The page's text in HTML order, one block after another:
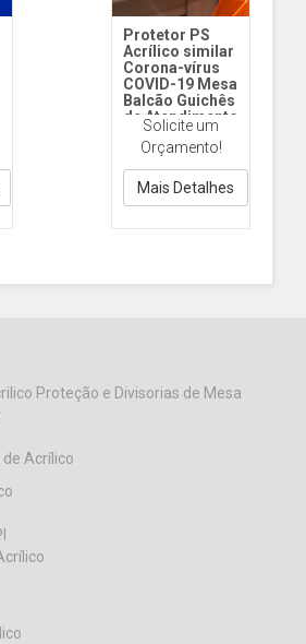
Protetor PS
Acrílico similar
Corona-vírus
COVID-19 Mesa
Balcão Guichês
de Atendimento
50 x 60 cm
AP19 50x60cm
Horiz
Solicite um
Orçamento!
Mais Detalhes
Proteção e Divisorias de Mesa
Acrílico